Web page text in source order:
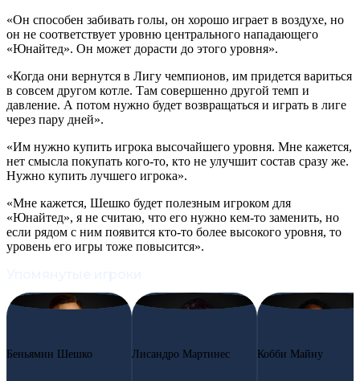
«Он способен забивать голы, он хорошо играет в воздухе, но
он не соответствует уровню центрального нападающего
«Юнайтед». Он может дорасти до этого уровня».
«Когда они вернутся в Лигу чемпионов, им придется вариться
в совсем другом котле. Там совершенно другой темп и
давление. А потом нужно будет возвращаться и играть в лиге
через пару дней».
«Им нужно купить игрока высочайшего уровня. Мне кажется,
нет смысла покупать кого-то, кто не улучшит состав сразу же.
Нужно купить лучшего игрока».
«Мне кажется, Шешко будет полезным игроком для
«Юнайтед», я не считаю, что его нужно кем-то заменить, но
если рядом с ним появится кто-то более высокого уровня, то
уровень его игры тоже повысится».
#30 BS
Беньямин Шешко
LM
Лисандро Мартинес
#37 KM
Кобби Майну